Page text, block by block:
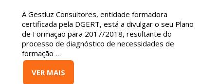
A Gestluz Consultores, entidade formadora
certificada pela DGERT, está a divulgar o seu Plano
de Formação para 2017/2018, resultante do
processo de diagnóstico de necessidades de
formação …
VER MAIS